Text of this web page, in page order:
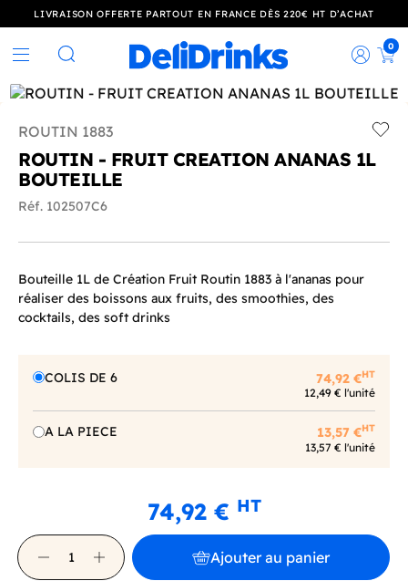
LIVRAISON OFFERTE PARTOUT EN FRANCE DÈS 220€ HT D’ACHAT
Rechercher
0
ROUTIN 1883
ROUTIN - FRUIT CREATION ANANAS 1L
BOUTEILLE
Réf. 102507C6
Bouteille 1L de Création Fruit Routin 1883 à l'ananas pour
réaliser des boissons aux fruits, des smoothies, des
cocktails, des soft drinks
COLIS DE 6 74,92 €HT
12,49 € l'unité
A LA PIECE 13,57 €HT
13,57 € l'unité
74,92 € HT
Ajouter au panier